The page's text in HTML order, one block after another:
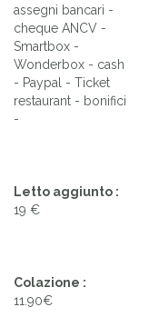
assegni bancari -
cheque ANCV -
Smartbox -
Wonderbox - cash
- Paypal - Ticket
restaurant - bonifici
-
Letto aggiunto :
19 €
Colazione :
11.90€